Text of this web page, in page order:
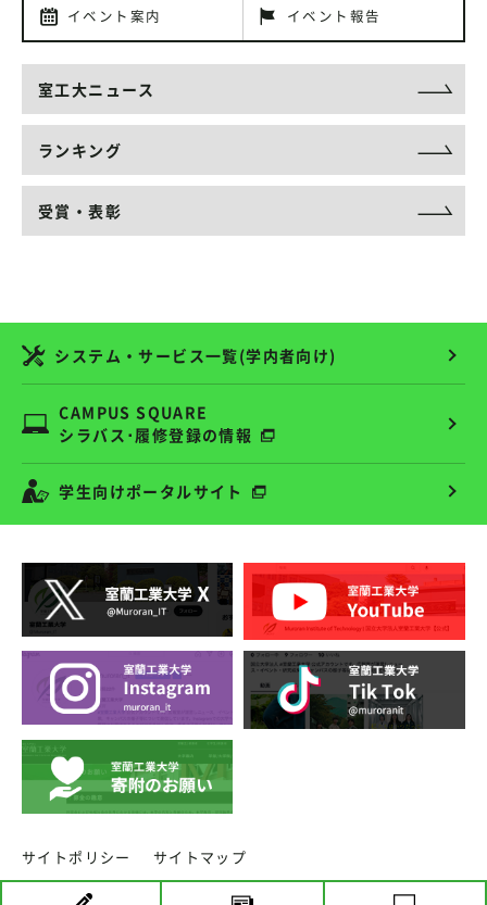
イベント案内 イベント報告
室工大ニュース
ランキング
受賞・表彰
システム・サービス一覧(学内者向け)
CAMPUS SQUARE
シラバス･履修登録の情報
学生向けポータルサイト
サイトポリシー サイトマップ